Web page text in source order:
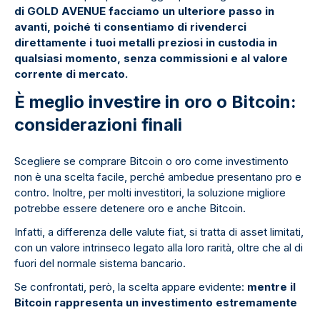
di GOLD AVENUE facciamo un ulteriore passo in
avanti, poiché ti consentiamo di rivenderci
direttamente i tuoi metalli preziosi in custodia in
qualsiasi momento, senza commissioni e al valore
corrente di mercato.
È meglio investire in oro o Bitcoin:
considerazioni finali
Scegliere se comprare Bitcoin o oro come investimento
non è una scelta facile, perché ambedue presentano pro e
contro. Inoltre, per molti investitori, la soluzione migliore
potrebbe essere detenere oro e anche Bitcoin.
Infatti, a differenza delle valute fiat, si tratta di asset limitati,
con un valore intrinseco legato alla loro rarità, oltre che al di
fuori del normale sistema bancario.
Se confrontati, però, la scelta appare evidente: mentre il
Bitcoin rappresenta un investimento estremamente